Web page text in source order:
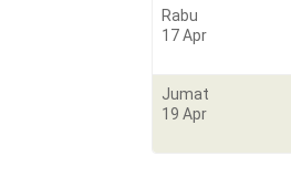
Rabu
17 Apr
Jumat
19 Apr